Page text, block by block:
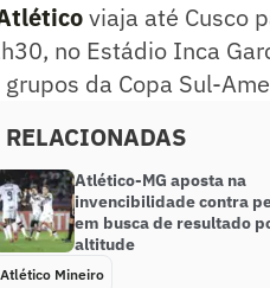
viaja até Cusco
no Estádio Inca
grupos da Copa Sul-
RELACIONADAS
Atlético-MG aposta na
invencibilidade contra
em busca de resultado
altitude
Atlético Mineiro